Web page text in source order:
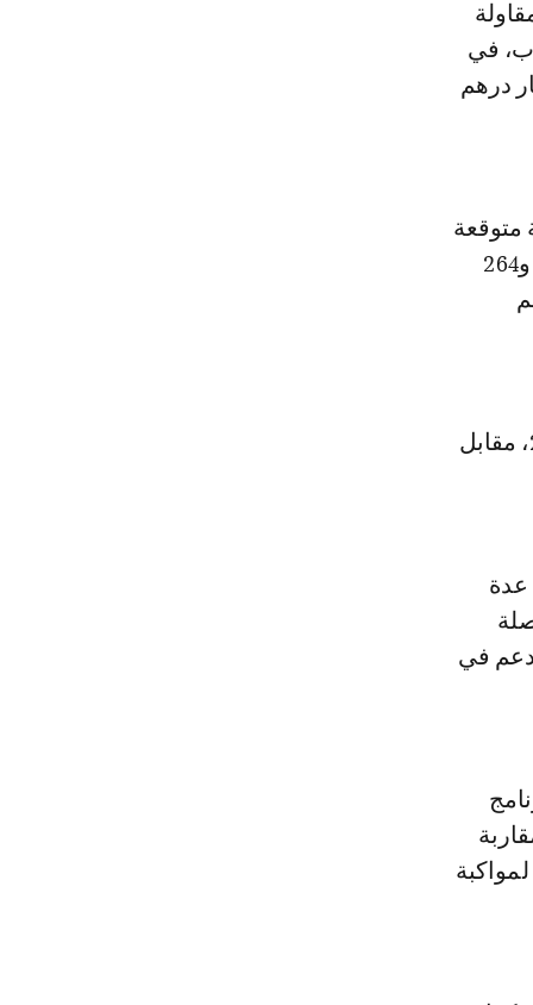
في
سنة 2023، أن غلافا ماليا بقيمة 1.62 مليار درهم
متوقعة
قدرها 4.98 مليار درهم ستخصص لمكتب التكوين المهني وإنعاش الشغل، و264
درهم
وأضاف الوزير أن ميزانية الاستثمار تبلغ 736 مليون درهم برسم سنة 2023، مقابل
على عدة
في